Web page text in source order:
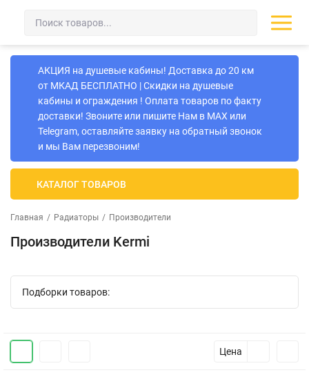
АКЦИЯ на душевые кабины! Доставка до 20 км
от МКАД БЕСПЛАТНО | Скидки на душевые
кабины и ограждения ! Оплата товаров по факту
доставки! Звоните или пишите Нам в MAX или
Telegram, оставляйте заявку на обратный звонок
и мы Вам перезвоним!
КАТАЛОГ ТОВАРОВ
Главная / Радиаторы / Производители
Производители Kermi
Подборки товаров:
Цена